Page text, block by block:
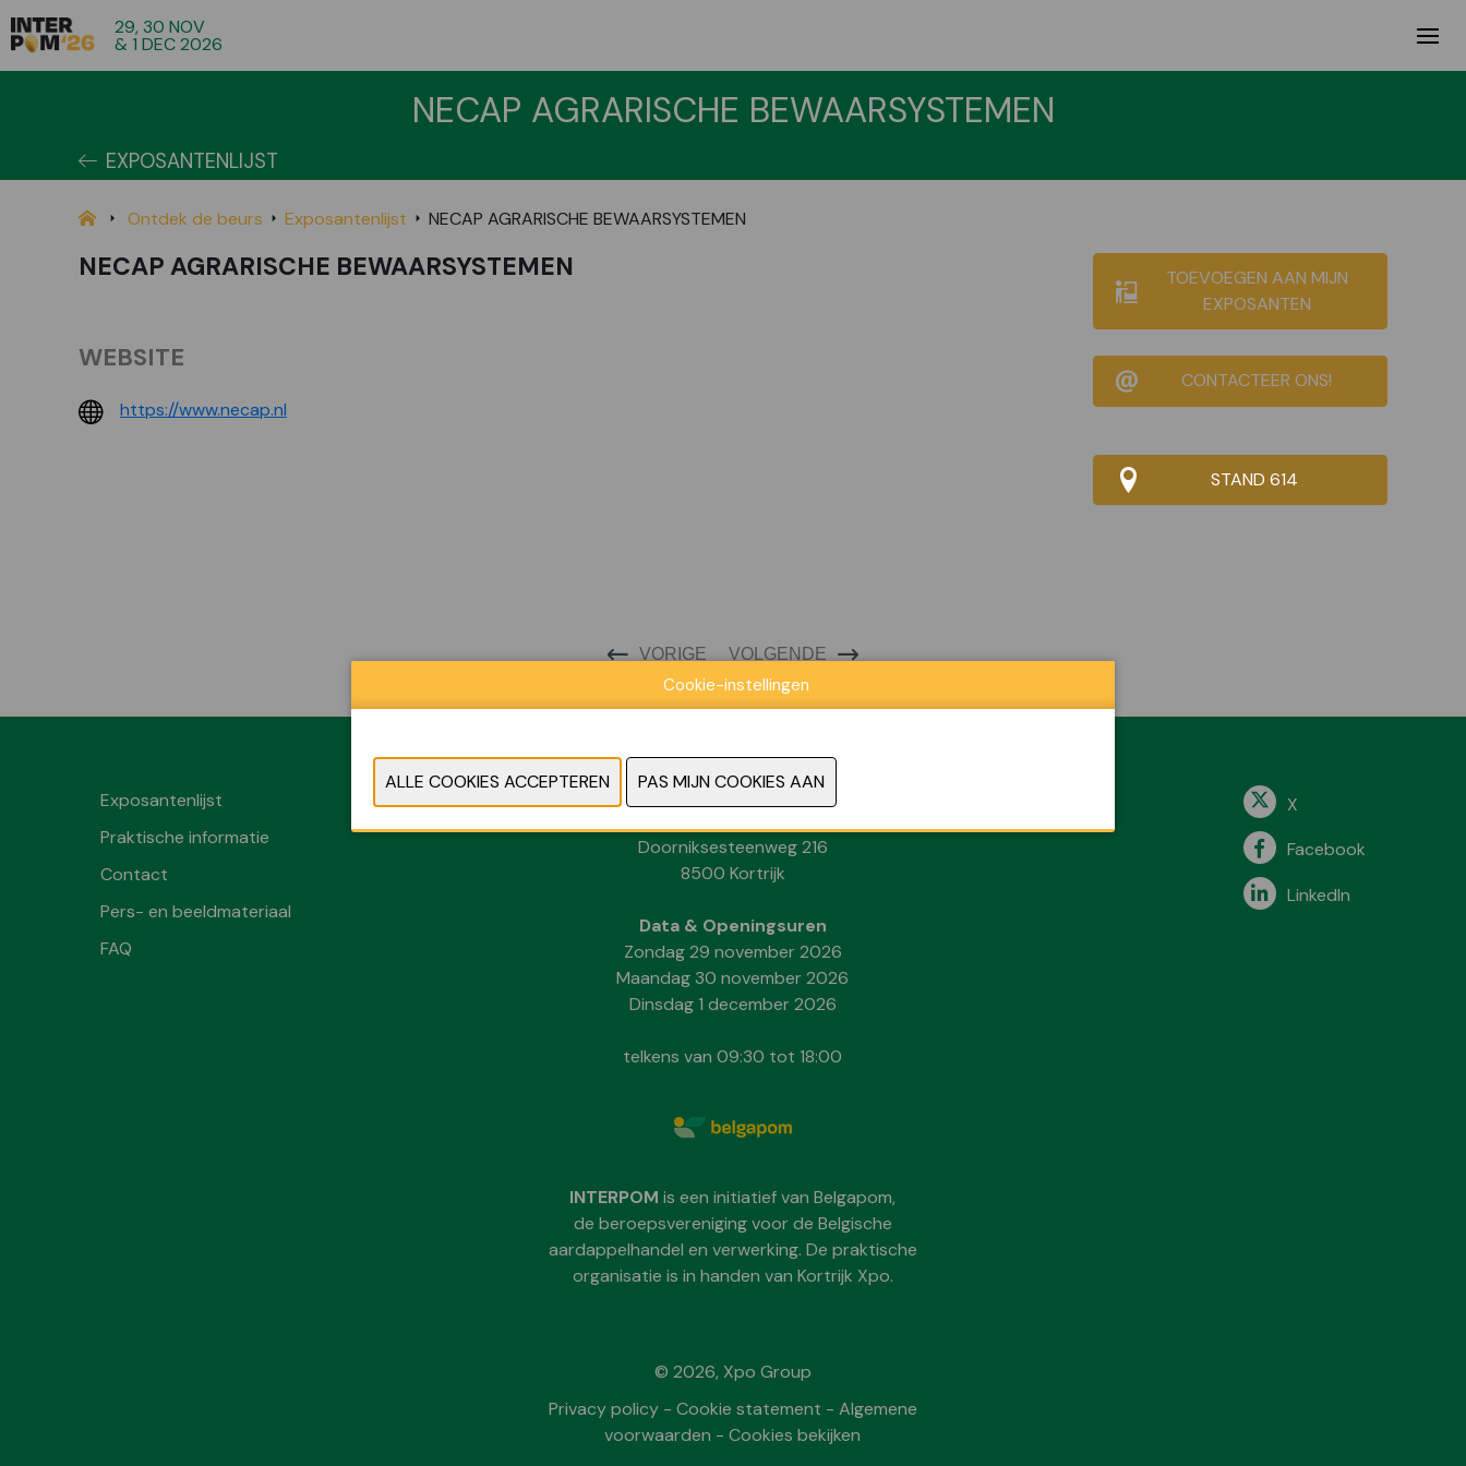
29, 30 NOV
& 1 DEC 2026
NECAP AGRARISCHE BEWAARSYSTEMEN
EXPOSANTENLIJST
Ontdek de beurs Exposantenlijst NECAP AGRARISCHE BEWAARSYSTEMEN
NECAP AGRARISCHE BEWAARSYSTEMEN
TOEVOEGEN AAN MIJN
EXPOSANTEN
CONTACTEER ONS!
STAND 614
WEBSITE
https://www.necap.nl
VORIGE VOLGENDE
Exposantenlijst
Praktische informatie
Contact
Pers- en beeldmateriaal
FAQ
Locatie
Doorniksesteenweg 216
8500 Kortrijk
Data & Openingsuren
Zondag 29 november 2026
Maandag 30 november 2026
Dinsdag 1 december 2026
telkens van 09:30 tot 18:00
INTERPOMis een initiatief van Belgapom,
de beroepsvereniging voor de Belgische
aardappelhandel en verwerking. De praktische
organisatie is in handen van Kortrijk Xpo.
X
Facebook
LinkedIn
© 2026, Xpo Group
Privacy policy- Cookie statement - Algemene
voorwaarden -Cookies bekijken
Cookie-instellingen